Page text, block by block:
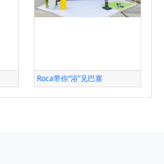
Roca带你“浴”见巴塞